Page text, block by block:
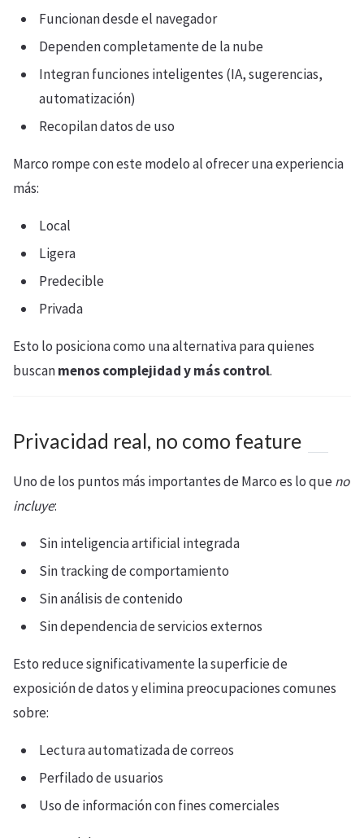
Funcionan desde el navegador
Dependen completamente de la nube
Integran funciones inteligentes (IA, sugerencias,
automatización)
Recopilan datos de uso
Marco rompe con este modelo al ofrecer una experiencia
más:
Local
Ligera
Predecible
Privada
Esto lo posiciona como una alternativa para quienes
buscanmenos complejidad y más control.
Privacidad real, no como feature
Uno de los puntos más importantes de Marco es lo queno
incluye:
Sin inteligencia artificial integrada
Sin tracking de comportamiento
Sin análisis de contenido
Sin dependencia de servicios externos
Esto reduce significativamente la superficie de
exposición de datos y elimina preocupaciones comunes
sobre:
Lectura automatizada de correos
Perfilado de usuarios
Uso de información con fines comerciales